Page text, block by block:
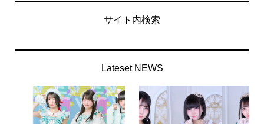
サイト内検索
Lateset NEWS